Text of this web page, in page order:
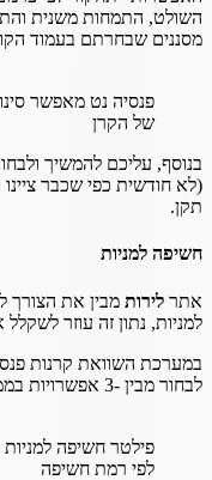
השולט, התמחות משנית
מסננים שבחרתם בעמוד
פנסיה נט מאפשר
של הקרן
בנוסף, עליכם להמשיך
(לא חודשית כפי שכבר ציינו
תקן.
חשיפה למניות
אתר לירות מבין את הצורך
למניות, נתון זה עוזר
במערכת השוואת קרנות
לבחור מבין -3 אפשרויות בממשק.
פילטר חשיפה
לפי רמת חשיפה